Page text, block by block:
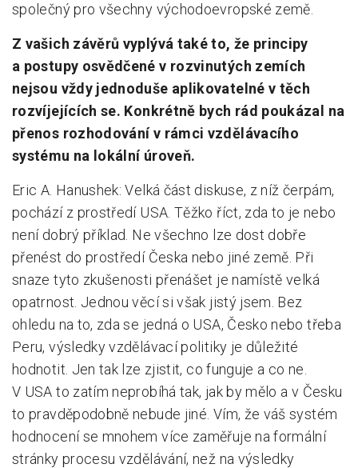
společný pro všechny východoevropské země.
Z vašich závěrů vyplývá také to, že principy
a postupy osvědčené v rozvinutých zemích
nejsou vždy jednoduše aplikovatelné v těch
rozvíjejících se. Konkrétně bych rád poukázal na
přenos rozhodování v rámci vzdělávacího
systému na lokální úroveň.
Eric A. Hanushek: Velká část diskuse, z níž čerpám,
pochází z prostředí USA. Těžko říct, zda to je nebo
není dobrý příklad. Ne všechno lze dost dobře
přenést do prostředí Česka nebo jiné země. Při
snaze tyto zkušenosti přenášet je namístě velká
opatrnost. Jednou věcí si však jistý jsem. Bez
ohledu na to, zda se jedná o USA, Česko nebo třeba
Peru, výsledky vzdělávací politiky je důležité
hodnotit. Jen tak lze zjistit, co funguje a co ne.
V USA to zatím neprobíhá tak, jak by mělo a v Česku
to pravděpodobně nebude jiné. Vím, že váš systém
hodnocení se mnohem více zaměřuje na formální
stránky procesu vzdělávání, než na výsledky